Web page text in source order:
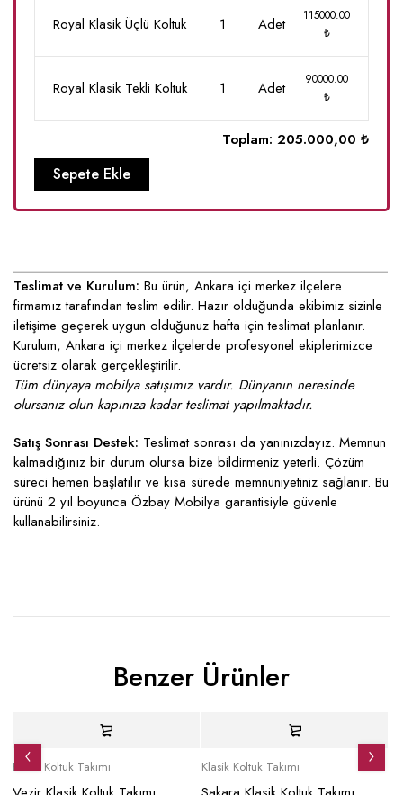
Royal Klasik Üçlü Koltuk 1 Adet
115000.00
₺
Royal Klasik Tekli Koltuk 1 Adet
90000.00
₺
Toplam: 205.000,00 ₺
Sepete Ekle
____________________________________________________
Teslimat ve Kurulum: Bu ürün, Ankara içi merkez ilçelere
firmamız tarafından teslim edilir. Hazır olduğunda ekibimiz sizinle
iletişime geçerek uygun olduğunuz hafta için teslimat planlanır.
Kurulum, Ankara içi merkez ilçelerde profesyonel ekiplerimizce
ücretsiz olarak gerçekleştirilir.
Tüm dünyaya mobilya satışımız vardır. Dünyanın neresinde
olursanız olun kapınıza kadar teslimat yapılmaktadır.
Satış Sonrası Destek: Teslimat sonrası da yanınızdayız. Memnun
kalmadığınız bir durum olursa bize bildirmeniz yeterli. Çözüm
süreci hemen başlatılır ve kısa sürede memnuniyetiniz sağlanır. Bu
ürünü 2 yıl boyunca Özbay Mobilya garantisiyle güvenle
kullanabilirsiniz.
Benzer Ürünler
Klasik Koltuk Takımı Klasik Koltuk Takımı